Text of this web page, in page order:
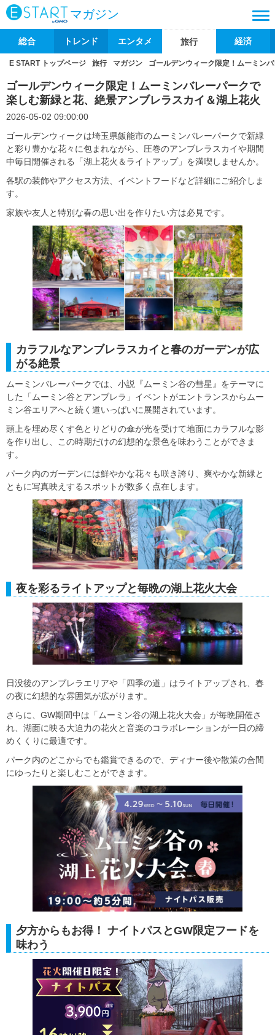
マガジン
総合 トレンド エンタメ 旅行 経済
E START トップページ 旅行 マガジン ゴールデンウィーク限定！ムーミン
ゴールデンウィーク限定！ムーミンバレーパークで
楽しむ新緑と花、絶景アンブレラスカイ＆湖上花火
2026-05-02 09:00:00
ゴールデンウィークは埼玉県飯能市のムーミンバレーパークで新緑
と彩り豊かな花々に包まれながら、圧巻のアンブレラスカイや期間
中毎日開催される「湖上花火＆ライトアップ」を満喫しませんか。
各駅の装飾やアクセス方法、イベントフードなど詳細にご紹介しま
す。
家族や友人と特別な春の思い出を作りたい方は必見です。
カラフルなアンブレラスカイと春のガーデンが広
がる絶景
ムーミンバレーパークでは、小説『ムーミン谷の彗星』をテーマに
した「ムーミン谷とアンブレラ」イベントがエントランスからムー
ミン谷エリアへと続く道いっぱいに展開されています。
頭上を埋め尽くす色とりどりの傘が光を受けて地面にカラフルな影
を作り出し、この時期だけの幻想的な景色を味わうことができま
す。
パーク内のガーデンには鮮やかな花々も咲き誇り、爽やかな新緑と
ともに写真映えするスポットが数多く点在します。
夜を彩るライトアップと毎晩の湖上花火大会
日没後のアンブレラエリアや「四季の道」はライトアップされ、春
の夜に幻想的な雰囲気が広がります。
さらに、GW期間中は「ムーミン谷の湖上花火大会」が毎晩開催さ
れ、湖面に映る大迫力の花火と音楽のコラボレーションが一日の締
めくくりに最適です。
パーク内のどこからでも鑑賞できるので、ディナー後や散策の合間
にゆったりと楽しむことができます。
夕方からもお得！ ナイトパスとGW限定フードを
味わう